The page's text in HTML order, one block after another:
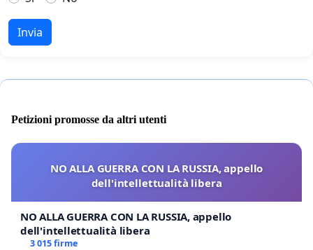
Invia
Petizioni promosse da altri utenti
NO ALLA GUERRA CON LA RUSSIA, appello
dell'intellettualità libera
NO ALLA GUERRA CON LA RUSSIA, appello
dell'intellettualità libera
3 015 firme